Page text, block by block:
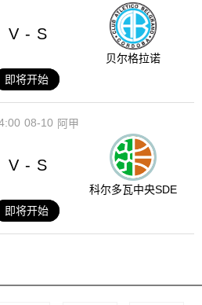
V - S
贝尔格拉诺
即将开始
08-10 阿甲
V - S
科尔多瓦中央SDE
即将开始